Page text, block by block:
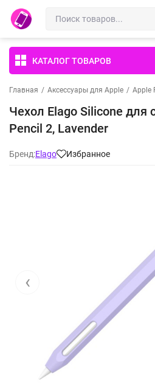
КАТАЛОГ ТОВАРОВ
Главная / Аксессуары для Apple / Apple
Чехол Elago Silicone для
Pencil 2, Lavender
Бренд:Elago Избранное
‹